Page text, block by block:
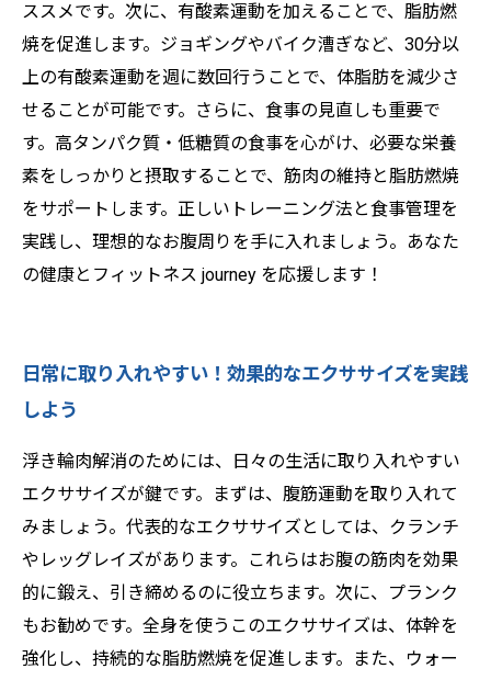
ススメです。次に、有酸素運動を加えることで、脂肪燃
焼を促進します。ジョギングやバイク漕ぎなど、30分以
上の有酸素運動を週に数回行うことで、体脂肪を減少さ
せることが可能です。さらに、食事の見直しも重要で
す。高タンパク質・低糖質の食事を心がけ、必要な栄養
素をしっかりと摂取することで、筋肉の維持と脂肪燃焼
をサポートします。正しいトレーニング法と食事管理を
実践し、理想的なお腹周りを手に入れましょう。あなた
の健康とフィットネス journey を応援します！
日常に取り入れやすい！効果的なエクササイズを実践
しよう
浮き輪肉解消のためには、日々の生活に取り入れやすい
エクササイズが鍵です。まずは、腹筋運動を取り入れて
みましょう。代表的なエクササイズとしては、クランチ
やレッグレイズがあります。これらはお腹の筋肉を効果
的に鍛え、引き締めるのに役立ちます。次に、プランク
もお勧めです。全身を使うこのエクササイズは、体幹を
強化し、持続的な脂肪燃焼を促進します。また、ウォー